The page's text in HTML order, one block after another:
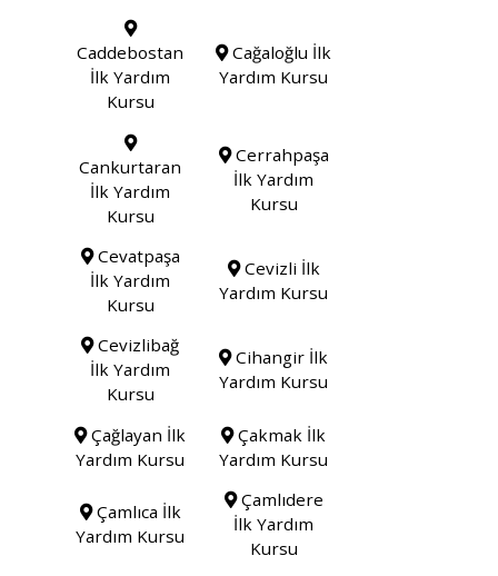
Caddebostan
İlk Yardım
Kursu
Cağaloğlu İlk
Yardım Kursu
Cankurtaran
İlk Yardım
Kursu
Cerrahpaşa
İlk Yardım
Kursu
Cevatpaşa
İlk Yardım
Kursu
Cevizli İlk
Yardım Kursu
Cevizlibağ
İlk Yardım
Kursu
Cihangir İlk
Yardım Kursu
Çağlayan İlk
Yardım Kursu
Çakmak İlk
Yardım Kursu
Çamlıca İlk
Yardım Kursu
Çamlıdere
İlk Yardım
Kursu